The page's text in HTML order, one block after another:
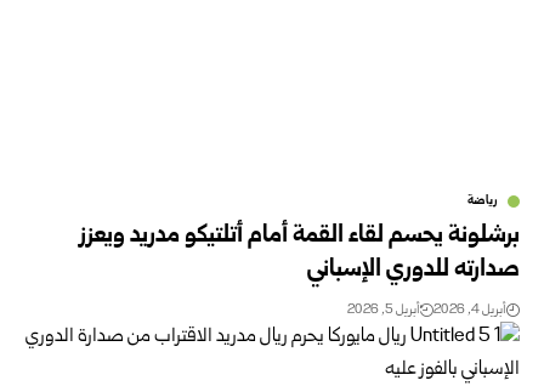
رياضة
برشلونة يحسم لقاء القمة أمام أتلتيكو مدريد ويعزز
صدارته للدوري الإسباني
أبريل 4, 2026 أبريل 5, 2026